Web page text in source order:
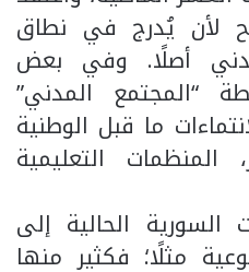
لأن يُدرج في نطاق
أصلًا. وفي بعض
“المجتمع المدني”
ما قبل الوطنية
المنظمات التعليمية
السورية الحالية إلى
مثلًا؛ فكثير منها